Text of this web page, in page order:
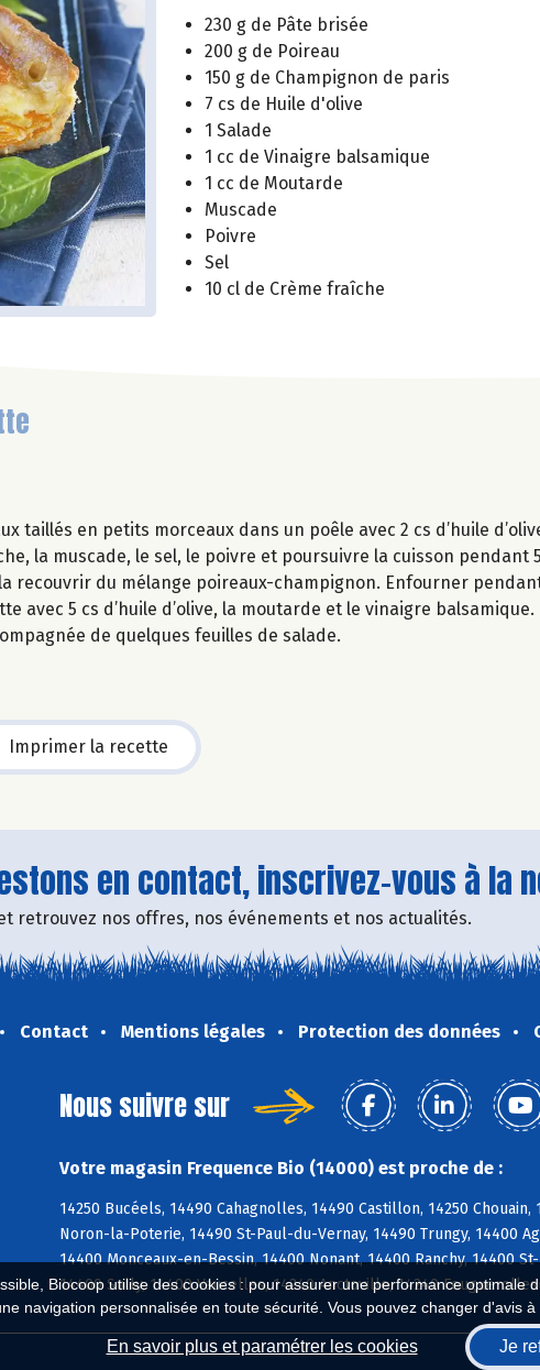
Biocoop utilise des cookies : pour assurer une performance
navigation personnalisée en toute sécurité. Vous pouvez changer d'avis
En savoir plus et paramétrer les cookies Je
230 g de Pâte brisée
200 g de Poireau
150 g de Champignon de paris
7 cs de Huile d'olive
1 Salade
1 cc de Vinaigre balsamique
1 cc de Moutarde
Muscade
Poivre
Sel
10 cl de Crème fraîche
taillés en petits morceaux dans un poêle avec 2 cs d’huile
la muscade, le sel, le poivre et poursuivre la cuisson pendant
recouvrir du mélange poireaux-champignon. Enfourner
avec 5 cs d’huile d’olive, la moutarde et le vinaigre balsamique.
de quelques feuilles de salade.
Imprimer la recette
en contact, inscrivez-vous à la
retrouvez nos offres, nos événements et nos actualités.
Contact Mentions légales Protection des données
Nous suivre sur
Votre magasin Frequence Bio (14000) est proche de :
14250 Bucéels, 14490 Cahagnolles, 14490 Castillon, 14250
Noron-la-Poterie, 14490 St-Paul-du-Vernay, 14490 Trungy, 14400
14400 Monceaux-en-Bessin, 14400 Nonant, 14400 Ranchy, 14400
14400 Sully, 14400 Vaucelles, 14240 Anctoville, 14240